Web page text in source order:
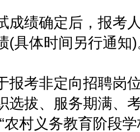
绩确定后，报考人
(具体时间另行通知
考非定向招聘岗位
选拔、服务期满、
农村义务教育阶段